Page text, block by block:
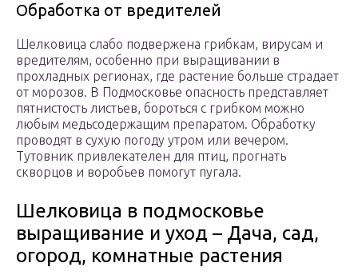
Обработка от вредителей
Шелковица слабо подвержена грибкам, вирусам и
вредителям, особенно при выращивании в
прохладных регионах, где растение больше страдает
от морозов. В Подмосковье опасность представляет
пятнистость листьев, бороться с грибком можно
любым медьсодержащим препаратом. Обработку
проводят в сухую погоду утром или вечером.
Тутовник привлекателен для птиц, прогнать
скворцов и воробьев помогут пугала.
Шелковица в подмосковье
выращивание и уход – Дача, сад,
огород, комнатные растения